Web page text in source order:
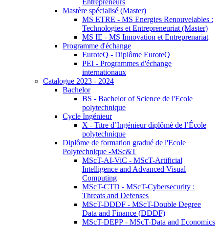
Entrepreneurs
Mastère spécialisé (Master)
MS ETRE - MS Energies Renouvelables :
Technologies et Entrepreneuriat (Master)
MS IE - MS Innovation et Entreprenariat
Programme d'échange
EuroteQ - Diplôme EuroteQ
PEI - Programmes d'échange
internationaux
Catalogue 2023 - 2024
Bachelor
BS - Bachelor of Science de l'Ecole
polytechnique
Cycle Ingénieur
X - Titre d’Ingénieur diplômé de l’École
polytechnique
Diplôme de formation gradué de l'Ecole
Polytechnique -MSc&T
MScT-AI-ViC - MScT-Artificial
Intelligence and Advanced Visual
Computing
MScT-CTD - MScT-Cybersecurity :
Threats and Defenses
MScT-DDDF - MScT-Double Degree
Data and Finance (DDDF)
MScT-DEPP - MScT-Data and Economics